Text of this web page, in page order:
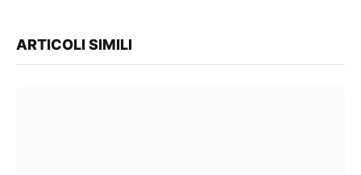
ARTICOLI SIMILI